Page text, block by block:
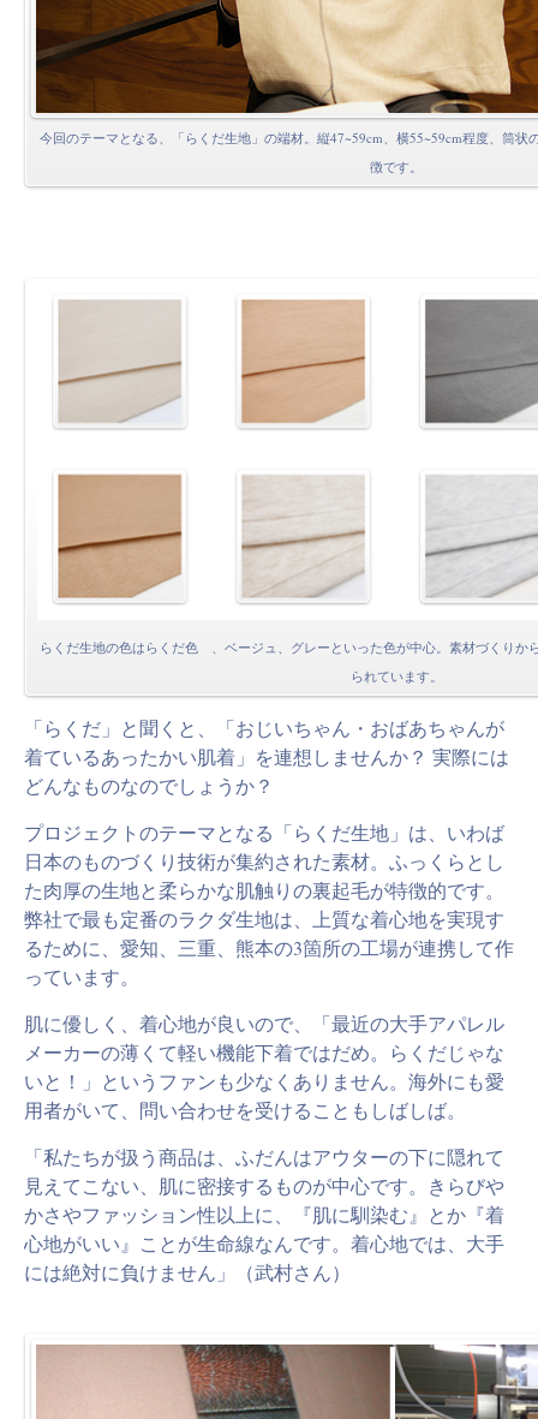
今回のテーマとなる、「らくだ生地」の端材。縦47~59cm、横55~59cm程度、筒状
徴です。
らくだ生地の色はらくだ色 、ベージュ、グレーといった色が中心。素材づくりか
られています。
「らくだ」と聞くと、「おじいちゃん・おばあちゃんが
着ているあったかい肌着」を連想しませんか？ 実際には
どんなものなのでしょうか？
プロジェクトのテーマとなる「らくだ生地」は、いわば
日本のものづくり技術が集約された素材。ふっくらとし
た肉厚の生地と柔らかな肌触りの裏起毛が特徴的です。
弊社で最も定番のラクダ生地は、上質な着心地を実現す
るために、愛知、三重、熊本の3箇所の工場が連携して作
っています。
肌に優しく、着心地が良いので、「最近の大手アパレル
メーカーの薄くて軽い機能下着ではだめ。らくだじゃな
いと！」というファンも少なくありません。海外にも愛
用者がいて、問い合わせを受けることもしばしば。
「私たちが扱う商品は、ふだんはアウターの下に隠れて
見えてこない、肌に密接するものが中心です。きらびや
かさやファッション性以上に、『肌に馴染む』とか『着
心地がいい』ことが生命線なんです。着心地では、大手
には絶対に負けません」（武村さん）